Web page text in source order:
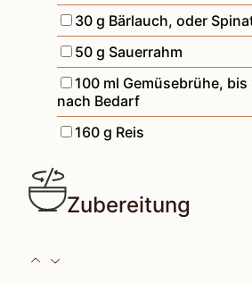
▢
30 g Bärlauch,oder
▢
50 g Sauerrahm
▢
100 ml Gemüsebrühe, bis
nach Bedarf
▢
160 g Reis
Zubereitung